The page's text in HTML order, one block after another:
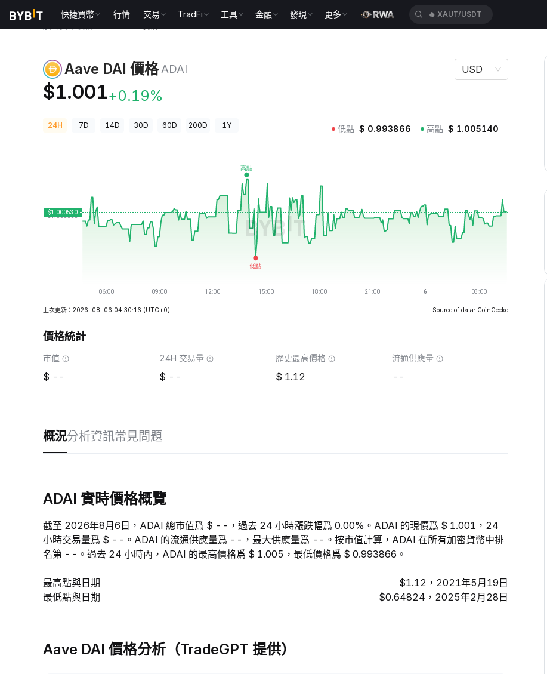
快捷買幣 行情 交易 TradFi 工具 金融 發現 更多 🔥 XAUT/USDT
Aave DAI 價格 ADAI
$1.001+0.19%
USD
24H 7D 14D 30D 60D 200D 1Y 低點 $ 0.993866 高點 $ 1.005140
上次更新：2026-08-06 04:30:16 (UTC+0) Source of data: CoinGecko
價格統計
市值
--
24H 交易量
--
歷史最高價格
1.12
流通供應量
--
概況分析資訊常見問題
ADAI 實時價格概覽
截至 2026年8月6日，ADAI 總市值爲 $ --，過去 24 小時漲跌幅爲 0.00%。ADAI 的現價爲 $ 1.001，24
小時交易量爲 $ --。ADAI 的流通供應量爲 --，最大供應量爲 --。按市值計算，ADAI 在所有加密貨幣中排
名第 --。過去 24 小時內，ADAI 的最高價格爲 $ 1.005，最低價格爲 $ 0.993866。
最高點與日期
$1.12，2021年5月19日
最低點與日期
$0.64824，2025年2月28日
Aave DAI 價格分析（TradeGPT 提供）